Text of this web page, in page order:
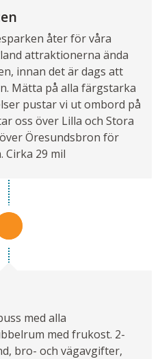
åter för våra
attraktionerna ända
innan det är dags att
Mätta på alla färgstarka
pustar vi ut ombord på
oss över Lilla och Stora
Öresundsbron för
Cirka 29 mil
med alla
med frukost. 2-
bro- och vägavgifter,